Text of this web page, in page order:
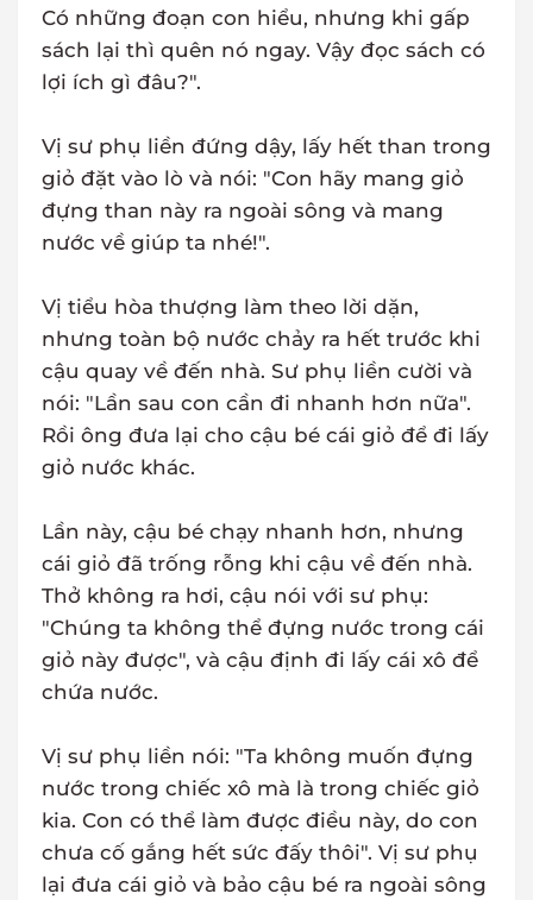
Có những đoạn con hiểu, nhưng khi gấp
sách lại thì quên nó ngay. Vậy đọc sách có
lợi ích gì đâu?".
Vị sư phụ liền đứng dậy, lấy hết than trong
giỏ đặt vào lò và nói: "Con hãy mang giỏ
đựng than này ra ngoài sông và mang
nước về giúp ta nhé!".
Vị tiểu hòa thượng làm theo lời dặn,
nhưng toàn bộ nước chảy ra hết trước khi
cậu quay về đến nhà. Sư phụ liền cười và
nói: "Lần sau con cần đi nhanh hơn nữa".
Rồi ông đưa lại cho cậu bé cái giỏ để đi lấy
giỏ nước khác.
Lần này, cậu bé chạy nhanh hơn, nhưng
cái giỏ đã trống rỗng khi cậu về đến nhà.
Thở không ra hơi, cậu nói với sư phụ:
"Chúng ta không thể đựng nước trong cái
giỏ này được", và cậu định đi lấy cái xô để
chứa nước.
Vị sư phụ liền nói: "Ta không muốn đựng
nước trong chiếc xô mà là trong chiếc giỏ
kia. Con có thể làm được điều này, do con
chưa cố gắng hết sức đấy thôi". Vị sư phụ
lại đưa cái giỏ và bảo cậu bé ra ngoài sông